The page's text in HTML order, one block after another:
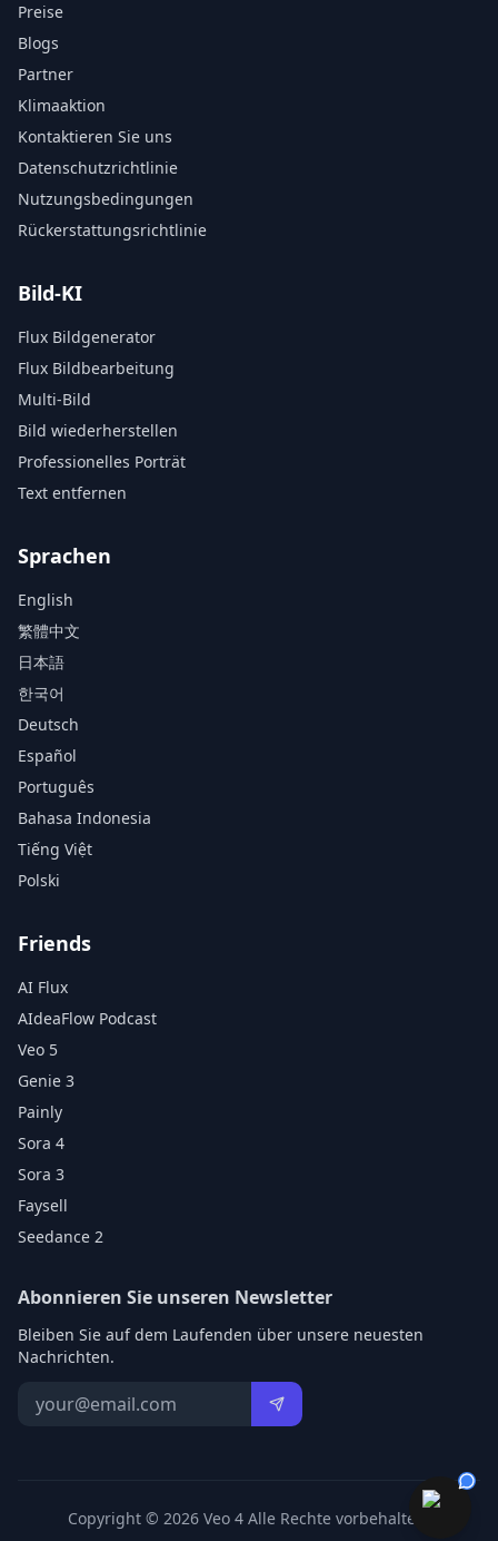
Preise
Blogs
Partner
Klimaaktion
Kontaktieren Sie uns
Datenschutzrichtlinie
Nutzungsbedingungen
Rückerstattungsrichtlinie
Bild-KI
Flux Bildgenerator
Flux Bildbearbeitung
Multi-Bild
Bild wiederherstellen
Professionelles Porträt
Text entfernen
Sprachen
English
繁體中文
日本語
한국어
Deutsch
Español
Português
Bahasa Indonesia
Tiếng Việt
Polski
Friends
AI Flux
AIdeaFlow Podcast
Veo 5
Genie 3
Painly
Sora 4
Sora 3
Faysell
Seedance 2
Abonnieren Sie unseren Newsletter
Bleiben Sie auf dem Laufenden über unsere neuesten
Nachrichten.
Copyright © 2026 Veo 4 Alle Rechte vorbehalten.